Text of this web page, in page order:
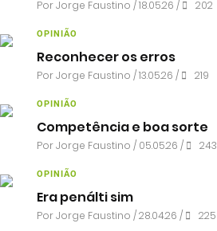
PorJorge Faustino / 18.05.26 / 202
OPINIÃO
Reconhecer os erros
PorJorge Faustino / 13.05.26 / 219
OPINIÃO
Competência e boa sorte
PorJorge Faustino / 05.05.26 / 243
OPINIÃO
Era penálti sim
PorJorge Faustino / 28.04.26 / 225